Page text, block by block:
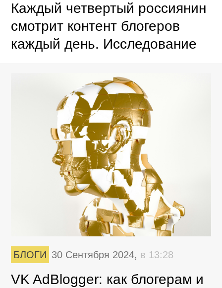
Каждый четвертый россиянин
смотрит контент блогеров
каждый день. Исследование
БЛОГИ 30 Сентября 2024, в 13:28
VK AdBlogger: как блогерам и